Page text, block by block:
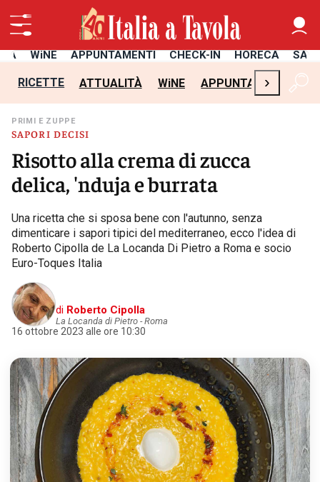
WiNE APPUNTAMENTI CHECK-IN HORECA
RICETTE ATTUALITÀ WiNE APPUNTAMENTI
›
SAPORI DECISI
PRIMI E ZUPPE
Risotto alla crema di zucca
delica, 'nduja e burrata
Una ricetta che si sposa bene con l'autunno, senza
dimenticare i sapori tipici del mediterraneo, ecco l'idea di
Roberto Cipolla de La Locanda Di Pietro a Roma e socio
Euro-Toques Italia
di Roberto Cipolla
La Locanda di Pietro - Roma
16 ottobre 2023 alle ore 10:30